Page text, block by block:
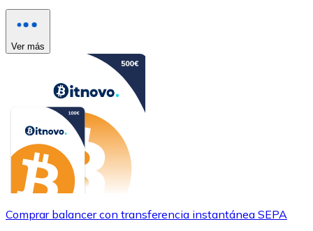
Ver más
Comprar balancer con transferencia instantánea SEPA